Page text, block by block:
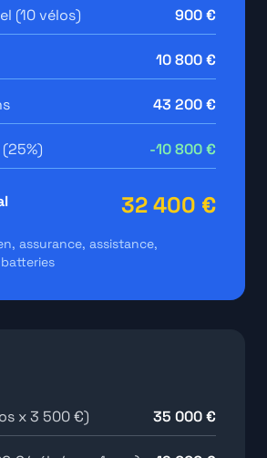
(10 vélos) 900 €
10 800 €
43 200 €
-10 800 €
32 400 €
assurance, assistance,
x 3 500 €) 35 000 €